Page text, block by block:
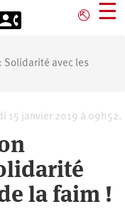
⎋ ☰
Solidarité avec les
15 janvier 2019 à 09h52.
la faim !